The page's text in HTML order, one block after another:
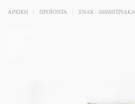
ΑΡΧΙΚΉ ΠΡΟΪΟΝΤΑ ΣΝΑΚ - ΔΗΜΗΤΡΙΑΚΑ